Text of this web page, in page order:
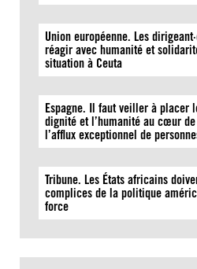
Union européenne. Les
réagir avec humanité et
situation à Ceuta
Espagne. Il faut veiller à placer
dignité et l’humanité au cœur
l’afflux exceptionnel de
Tribune. Les États africains
complices de la politique
force